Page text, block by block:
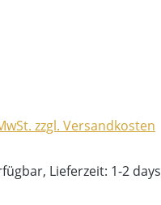
zzgl. Versandkosten
Lieferzeit: 1-2 days